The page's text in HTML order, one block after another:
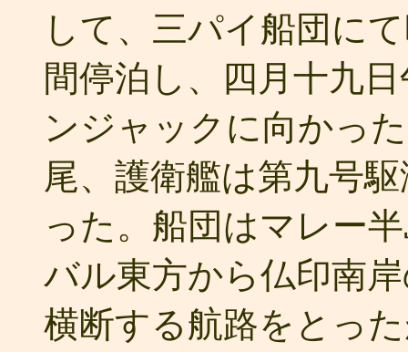
して、三パイ船団に
間停泊し、四月十九
ンジャックに向かっ
尾、護衛艦は第九号
った。船団はマレー
バル東方から仏印南
横断する航路をとっ